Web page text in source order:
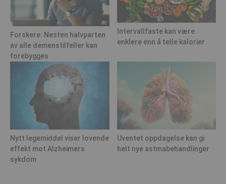
Forskere: Nesten halvparten
av alle demenstilfeller kan
forebygges
Intervallfaste kan være
enklere enn å telle kalorier
Nytt legemiddel viser lovende
effekt mot Alzheimers
sykdom
Uventet oppdagelse kan gi
helt nye astmabehandlinger